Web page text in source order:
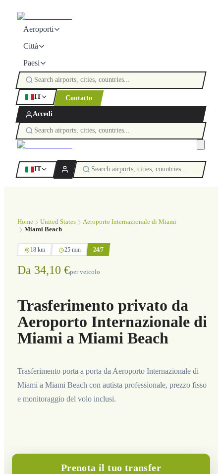
Aeroporti
Città
Paesi
IT Contatto
Accedi
IT
Home United States
Aeroporto Internazionale di Miami
Miami Beach
18 km 25 min 24/7
Da 34,10 €per veicolo
Trasferimento privato da
Aeroporto Internazionale di
Miami a Miami Beach
Trasferimento porta a porta da Aeroporto Internazionale di
Miami a Miami Beach con autista professionale, prezzo fisso
e monitoraggio del volo inclusi.
Prenota il tuo transfer